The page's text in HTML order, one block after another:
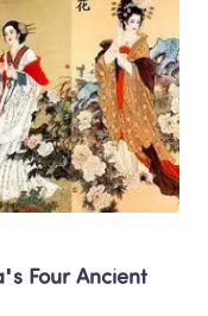
Four Ancient